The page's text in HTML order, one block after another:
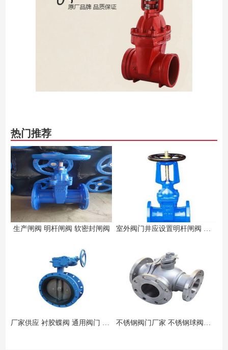
热门推荐
生产闸阀 明杆闸阀 软密封闸阀 室外阀门井应设置明杆闸阀 立式阀门暗杆明杆
厂家供应 衬胶蝶阀 通用阀门 可定制 不锈钢阀门厂家 不锈钢球阀批发